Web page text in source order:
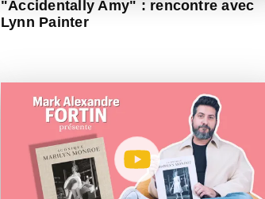
"Accidentally Amy" : rencontre avec
Lynn Painter